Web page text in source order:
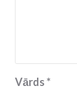
Vārds*